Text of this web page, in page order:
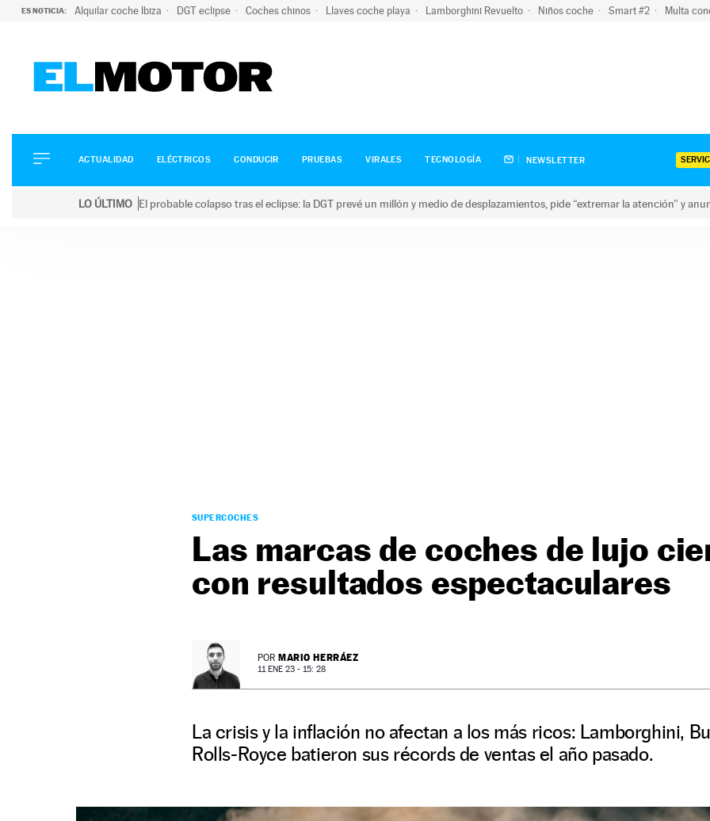
ES NOTICIA: Alquilar coche Ibiza DGT eclipse Coches chinos Llaves coche playa Lamborghini Revuelto Niños coche Smart #2 Multa
ELÉCTRICOS
CONDUCIR
ACTUALIDAD ELÉCTRICOS CONDUCIR PRUEBAS VIRALES TECNOLOGÍA NEWSLETTER
LO ÚLTIMO El probable colapso tras el eclipse: la DGT prevé un millón y medio de desplazamientos, pide “extremar la atención” y
SUPERCOCHES
Las marcas de coches de lujo
con resultados espectaculares
POR MARIO HERRÁEZ
11 ENE 23 - 15: 28
La crisis y la inflación no afectan a los más ricos: Lamborghini,
Rolls-Royce batieron sus récords de ventas el año pasado.